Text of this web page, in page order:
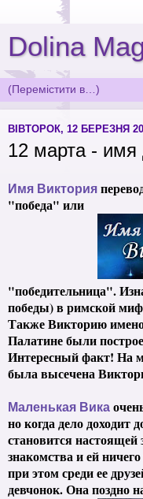
Dolina
ВІВТОРОК, 12 БЕРЕЗНЯ
12 марта - имя
Имя Виктория
"победа" или
"победительница".
победы) в римской
Также Викторию
Палатине были
Интересный факт! На
была высечена
Маленькая Вика
но когда дело доходит
становится
знакомства и ей
при этом среди ее
девчонок. Она поздно